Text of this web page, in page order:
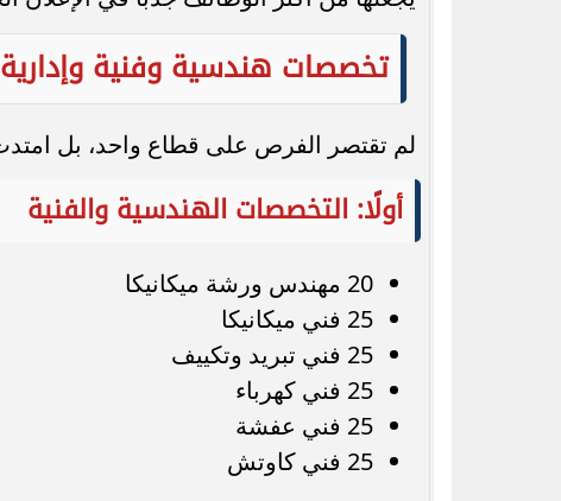
تخصصات هندسية وفنية
لم تقتصر الفرص على قطاع واحد، بل
أولًا: التخصصات الهندسية والفنية
20 مهندس ورشة ميكانيكا
25 فني ميكانيكا
25 فني تبريد وتكييف
25 فني كهرباء
25 فني عفشة
25 فني كاوتش